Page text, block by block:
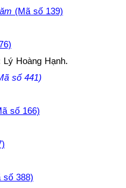
(Mã số 139)
Hoàng Hạnh.
số 441)
số 166)
số 388)